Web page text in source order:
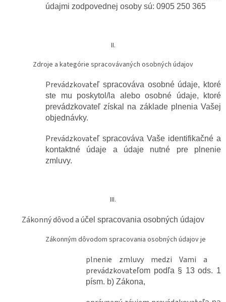
údajmi zodpovednej osoby sú: 0905 250 365
II.
Zdroje a kategórie spracovávaných osobných údajov
Prevádzkovate ľ spracováva osobné údaje, ktoré
ste mu poskytol/la alebo osobné údaje, ktoré
prevádzkovateľ získal na základe plnenia Vašej
objednávky.
Prevádzkovate ľ spracováva Vaše identifikačné a
kontaktné údaje a údaje nutné pre plnenie
zmluvy.
III.
Zákonný dôvod a účel spracovania osobných údajov
Zákonným dôvodom spracovania osobných údajov je
plnenie zmluvy medzi Vami a
prevádzkovate ľom podľa § 13 ods. 1
písm. b) Zákona,